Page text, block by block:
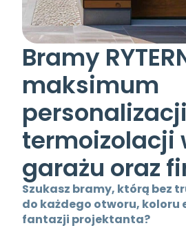
Bramy
maksimum
termoizolacji
garażu oraz
Szukasz bramy, którą bez
do każdego otworu, koloru
fantazji projektanta?